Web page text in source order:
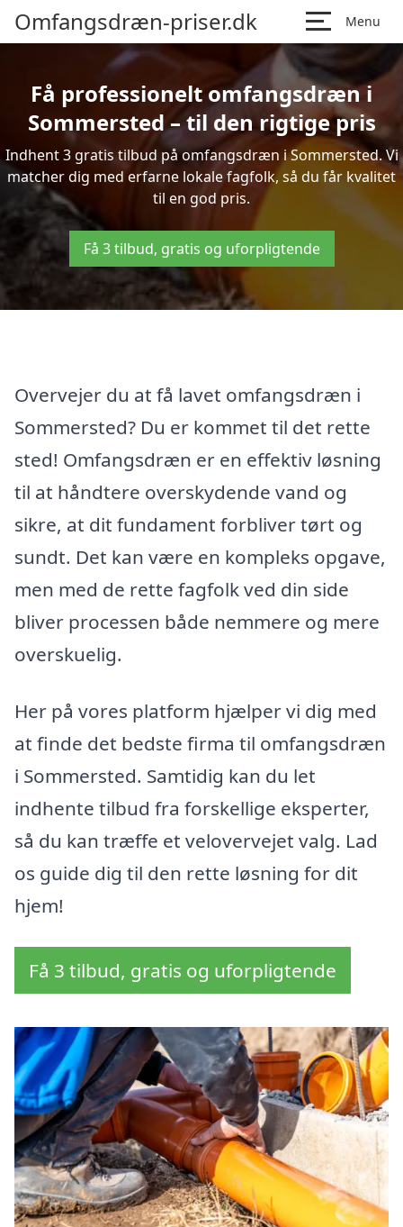
Omfangsdræn-priser.dk Menu
Få professionelt omfangsdræn i
Sommersted – til den rigtige pris
Indhent 3 gratis tilbud på omfangsdræn i Sommersted. Vi
matcher dig med erfarne lokale fagfolk, så du får kvalitet
til en god pris.
Få 3 tilbud, gratis og uforpligtende
Overvejer du at få lavet omfangsdræn i
Sommersted? Du er kommet til det rette
sted! Omfangsdræn er en effektiv løsning
til at håndtere overskydende vand og
sikre, at dit fundament forbliver tørt og
sundt. Det kan være en kompleks opgave,
men med de rette fagfolk ved din side
bliver processen både nemmere og mere
overskuelig.
Her på vores platform hjælper vi dig med
at finde det bedste firma til omfangsdræn
i Sommersted. Samtidig kan du let
indhente tilbud fra forskellige eksperter,
så du kan træffe et velovervejet valg. Lad
os guide dig til den rette løsning for dit
hjem!
Få 3 tilbud, gratis og uforpligtende